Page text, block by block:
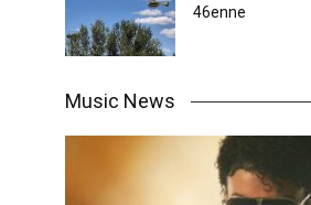
46enne
Music News